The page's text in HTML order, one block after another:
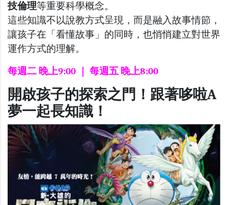
技倫理等重要科學概念。
這些知識不以說教方式呈現，而是融入故事情節，
讓孩子在「看懂故事」的同時，也悄悄建立對世界
運作方式的理解。
每週二 晚上9:00 ｜ 每週五 晚上8:00
開啟孩子的探索之門！ 跟著哆啦A
夢一起長知識！